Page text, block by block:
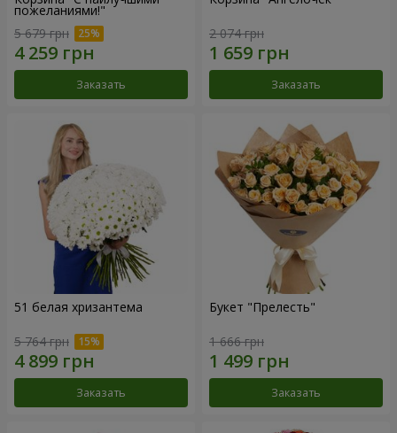
пожеланиями!"
5 679 грн
Заказать
2 074 грн
Заказать
51 белая хризантема
5 764 грн
Заказать
Букет "Прелесть"
1 666 грн
Заказать